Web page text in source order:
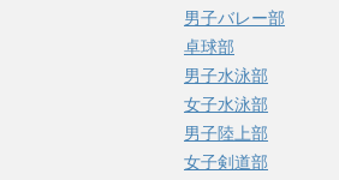
男子バレー部
卓球部
男子水泳部
女子水泳部
男子陸上部
女子剣道部